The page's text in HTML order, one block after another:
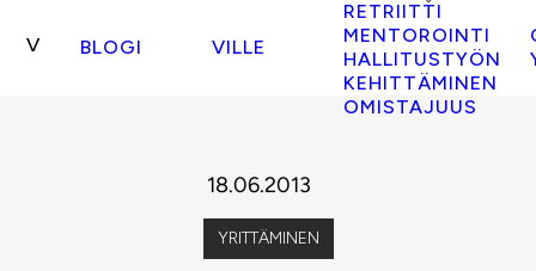
BLOGI VILLE
RETRIITTI
MENTOROINTI
HALLITUSTYÖN
KEHITTÄMINEN
OMISTAJUUS
18.06.2013
YRITTÄMINEN